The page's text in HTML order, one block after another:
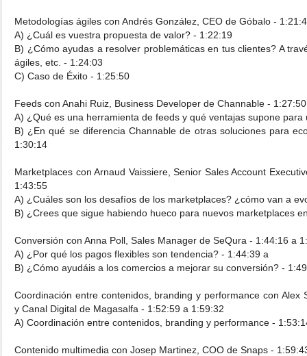
Metodologías ágiles con Andrés González, CEO de Góbalo -
A) ¿Cuál es vuestra propuesta de valor? - 1:22:19
B) ¿Cómo ayudas a resolver problemáticas en tus clientes? A
ágiles, etc. - 1:24:03
C) Caso de Éxito - 1:25:50
Feeds con Anahi Ruiz, Business Developer de Channable -
A) ¿Qué es una herramienta de feeds y qué ventajas supone
B) ¿En qué se diferencia Channable de otras soluciones para
1:30:14
Marketplaces con Arnaud Vaissiere, Senior Sales Account
1:43:55
A) ¿Cuáles son los desafíos de los marketplaces? ¿cómo van a
B) ¿Crees que sigue habiendo hueco para nuevos marketplaces
Conversión con Anna Poll, Sales Manager de SeQura - 1:44:16 a
A) ¿Por qué los pagos flexibles son tendencia? - 1:44:39 a
B) ¿Cómo ayudáis a los comercios a mejorar su conversión? -
Coordinación entre contenidos, branding y performance con Alex
y Canal Digital de Magasalfa - 1:52:59 a 1:59:32
A) Coordinación entre contenidos, branding y performance -
Contenido multimedia con Josep Martinez, COO de Snaps -